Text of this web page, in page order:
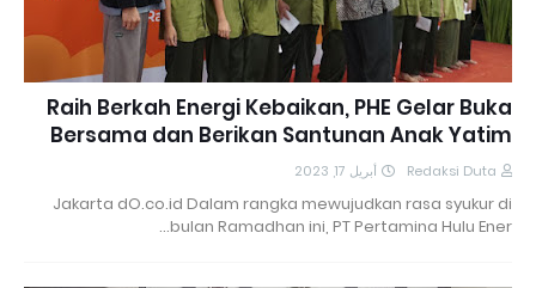
Raih Berkah Energi Kebaikan, PHE Gelar Buka
Bersama dan Berikan Santunan Anak Yatim
Redaksi Duta أبريل 17, 2023
Jakarta dO.co.id Dalam rangka mewujudkan rasa syukur di
bulan Ramadhan ini, PT Pertamina Hulu Ener…